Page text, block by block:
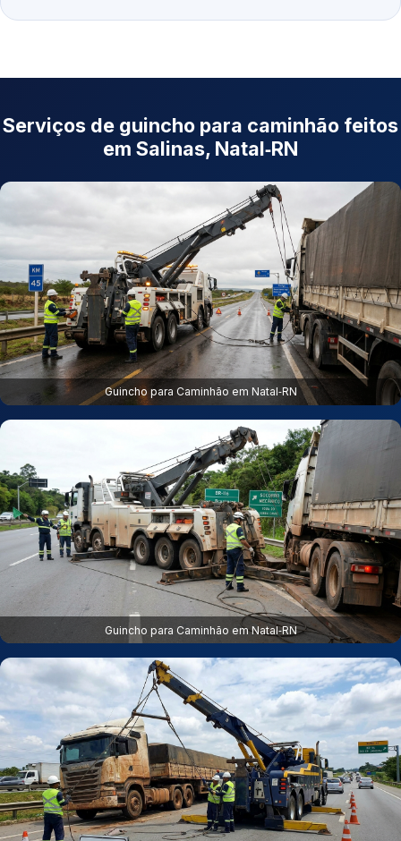
Serviços de guincho para caminhão feitos
em Salinas, Natal‑RN
Guincho para Caminhão em Natal‑RN
Guincho para Caminhão em Natal‑RN